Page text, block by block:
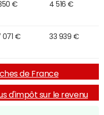
350 € 4 516 €
071 € 33 939 €
de France
d'impôt sur le revenu